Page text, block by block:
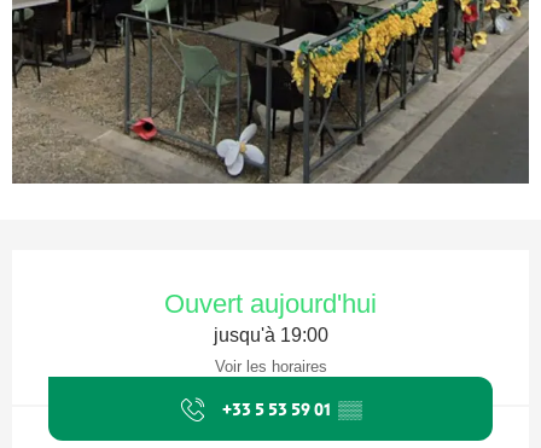
Ouvert aujourd'hui
jusqu'à 19:00
Voir les horaires
+33 5 53 59 01 ▒▒